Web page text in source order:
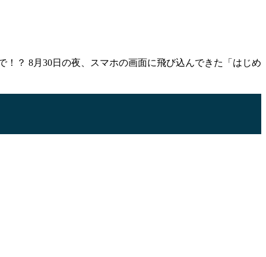
！？ 8月30日の夜、スマホの画面に飛び込んできた「はじめ